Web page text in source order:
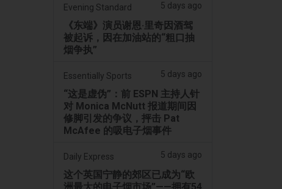
Evening Standard 5 days ago
《东端》演员谢恩·里奇因酒驾
被起诉，因在加油站的“粗口抽
烟争执”
Essentially Sports 5 days ago
“这是虚伪”：前 ESPN 主持人针
对 Monica McNutt 报道期间因
修脚引发的争议，抨击 Pat
McAfee 的吸电子烟事件
Daily Express 5 days ago
这个英国宁静的郊区已成为“欧